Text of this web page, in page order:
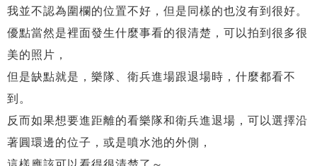
我並不認為圍欄的位置不好，但是同樣的也沒有到很好。
優點當然是裡面發生什麼事看的很清楚，可以拍到很多很
美的照片，
但是缺點就是，樂隊、衛兵進場跟退場時，什麼都看不
到。
反而如果想要進距離的看樂隊和衛兵進退場，可以選擇沿
著圓環邊的位子，或是噴水池的外側，